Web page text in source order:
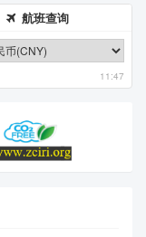
航班查询
11:47